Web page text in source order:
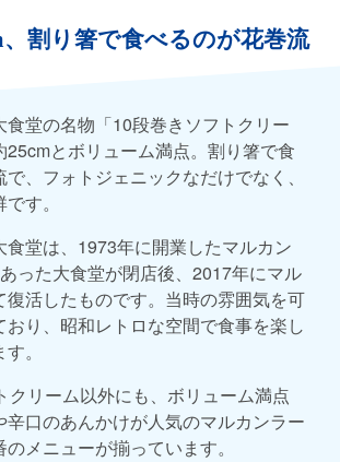
、割り箸で食べるのが花巻流
食堂の名物「10段巻きソフトクリー
25cmとボリューム満点。割り箸で食
、フォトジェニックなだけでなく、
す。
食堂は、1973年に開業したマルカン
った大食堂が閉店後、2017年にマル
復活したものです。当時の雰囲気を可
おり、昭和レトロな空間で食事を楽し
。
クリーム以外にも、ボリューム満点
辛口のあんかけが人気のマルカンラー
メニューが揃っています。